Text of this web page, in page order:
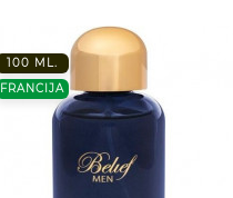
100 ML.
FRANCIJA